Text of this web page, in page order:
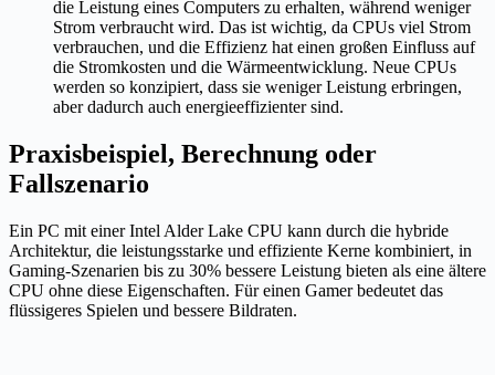
die Leistung eines Computers zu erhalten, während weniger
Strom verbraucht wird. Das ist wichtig, da CPUs viel Strom
verbrauchen, und die Effizienz hat einen großen Einfluss auf
die Stromkosten und die Wärmeentwicklung. Neue CPUs
werden so konzipiert, dass sie weniger Leistung erbringen,
aber dadurch auch energieeffizienter sind.
Praxisbeispiel, Berechnung oder
Fallszenario
Ein PC mit einer Intel Alder Lake CPU kann durch die hybride
Architektur, die leistungsstarke und effiziente Kerne kombiniert, in
Gaming-Szenarien bis zu 30% bessere Leistung bieten als eine ältere
CPU ohne diese Eigenschaften. Für einen Gamer bedeutet das
flüssigeres Spielen und bessere Bildraten.